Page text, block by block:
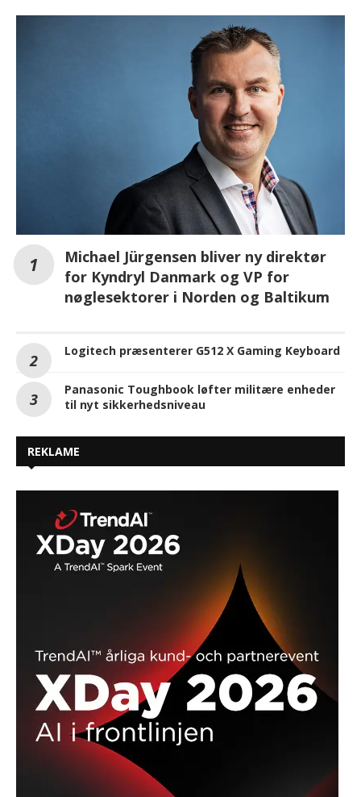
Michael Jürgensen bliver ny direktør
for Kyndryl Danmark og VP for
nøglesektorer i Norden og Baltikum
Logitech præsenterer G512 X Gaming Keyboard
Panasonic Toughbook løfter militære enheder
til nyt sikkerhedsniveau
REKLAME